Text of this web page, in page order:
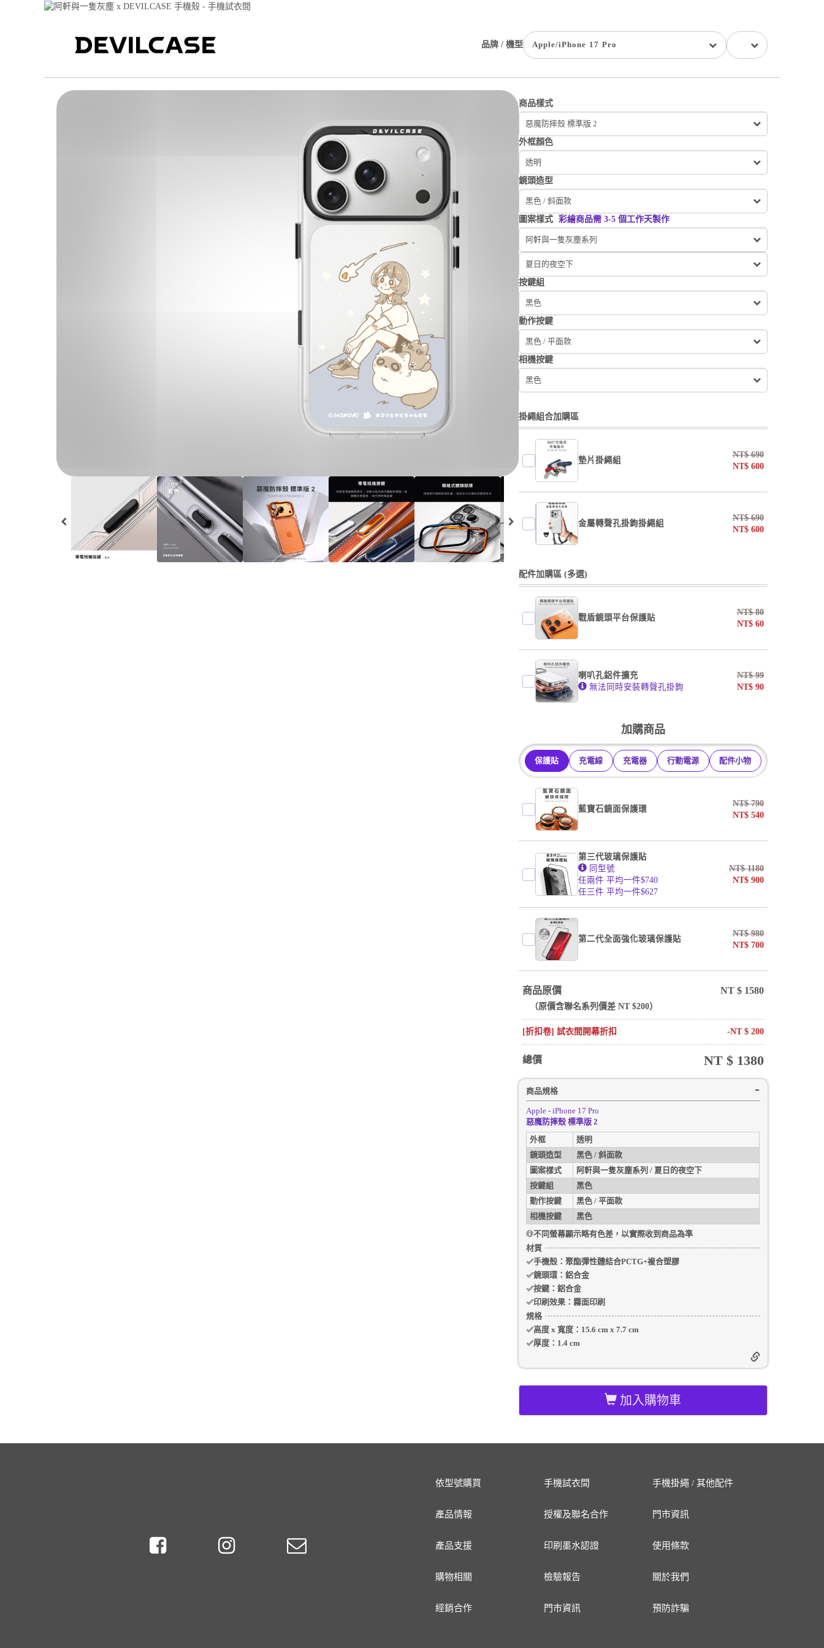
品牌 / 機型 Apple/iPhone 17 Pro
商品樣式
惡魔防摔殼 標準版 2
外框顏色
透明
鏡頭造型
黑色 / 斜面款
圖案樣式
彩繪商品需 3-5 個工作天製作
阿軒與一隻灰塵系列
夏日的夜空下
按鍵組
黑色
動作按鍵
黑色 / 平面款
相機按鍵
黑色
掛繩組合加購區
墊片掛繩組
NT$690
NT$ 600
掛繩
undefined / undefined
金屬轉聲孔掛鉤掛繩組
NT$690
NT$ 600
掛繩
undefined / undefined
配件加購區 (多選)
戰盾鏡頭平台保護貼
NT$80
NT$ 60
系列
喇叭孔鋁件擴充
無法同時安裝轉聲孔掛鉤
NT$99
NT$ 90
加購商品
保護貼 充電線 充電器 行動電源 配件小物
藍寶石鏡面保護環
NT$790
NT$ 540
第三代玻璃保護貼
同型號
任兩件 平均一件$740
任三件 平均一件$627
NT$1180
NT$ 900
第二代全面強化玻璃保護貼
NT$980
NT$ 700
商品原價 NT $ 1580
（原價含聯名系列 價差 NT $200）
[折扣卷] 試衣間開幕折扣 -NT $ 200
總價 NT $ 1380
商品規格
Apple - iPhone 17 Pro
惡魔防摔殼 標準版 2
外框
透明
鏡頭造型
黑色 / 斜面款
圖案樣式
阿軒與一隻灰塵系列 / 夏日的夜空下
按鍵組
黑色
動作按鍵
黑色 / 平面款
相機按鍵
黑色
不同螢幕顯示略有色差，以實際收到商品為準
材質
手機殼：聚酯彈性體結合PCTG+複合塑膠
鏡頭環： 鋁合金
按鍵： 鋁合金
印刷效果： 霧面印刷
規格
高度 x 寬度： 15.6 cm x 7.7 cm
厚度： 1.4 cm
加入購物車
依型號購買 手機試衣間 手機掛繩 / 其他配件
產品情報 授權及聯名合作 門市資訊
產品支援 印刷墨水認證 使用條款
購物相關 檢驗報告 關於我們
經銷合作 門市資訊 預防詐騙